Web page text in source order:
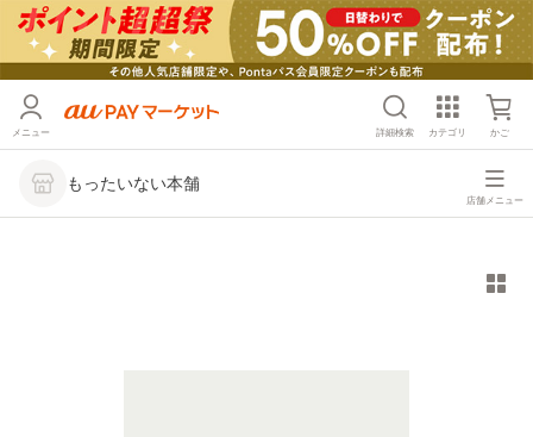
メニュー 詳細検索 カテゴリ かご
もったいない本舗
店舗メニュー